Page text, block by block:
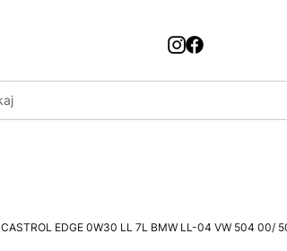
CASTROL EDGE 0W30 LL 7L BMW LL-04 VW 504 00/